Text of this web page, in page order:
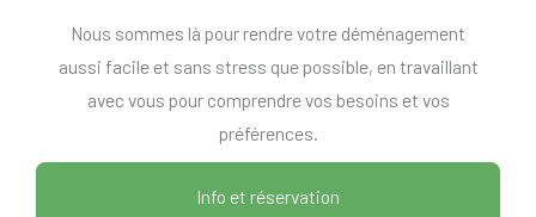
Nous sommes là pour rendre votre déménagement
aussi facile et sans stress que possible, en travaillant
avec vous pour comprendre vos besoins et vos
préférences.
Info et réservation